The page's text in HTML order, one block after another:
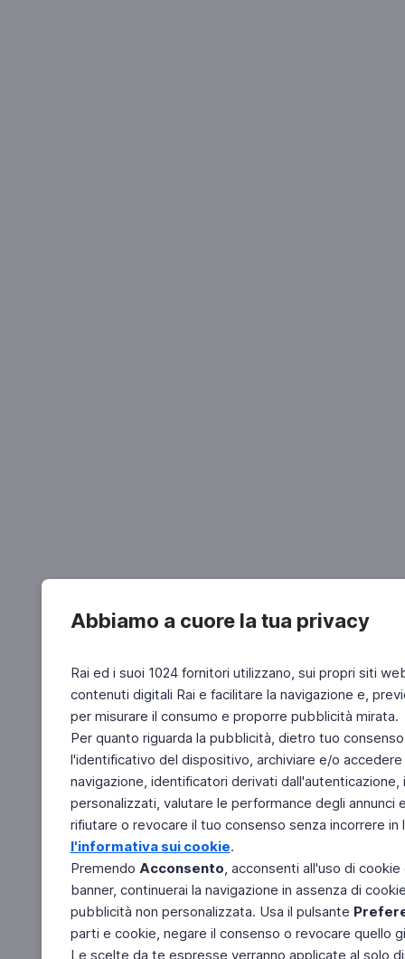
Abbiamo a cuore la tua privacy
Rai ed i suoi 1024 fornitori utilizzano, sui propri siti
contenuti digitali Rai e facilitare la navigazione e,
per misurare il consumo e proporre pubblicità mirata.
Per quanto riguarda la pubblicità, dietro tuo
l'identificativo del dispositivo, archiviare e/o
navigazione, identificatori derivati
personalizzati, valutare le performance degli
rifiutare o revocare il tuo consenso senza incorrere
l'informativa sui cookie.
Premendo Acconsento, acconsenti all'uso di
banner, continuerai la navigazione in assenza di
pubblicità non personalizzata. Usa il pulsante
parti e cookie, negare il consenso o revocare quello
Le scelte da te espresse verranno applicate al solo